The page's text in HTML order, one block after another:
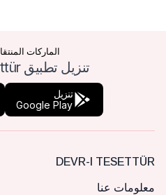
الماركات
تنزيل تطبيق Devr-i Tesettür
تنزيل
Google Play
DEVR-I TESETTÜR
معلومات عنا